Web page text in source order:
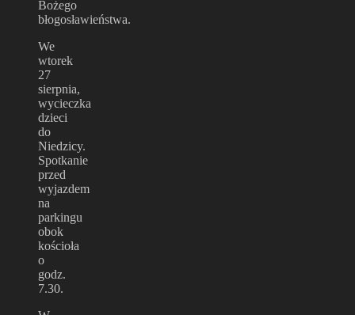
Bożego
błogosławieństwa.
We
wtorek
27
sierpnia,
wycieczka
dzieci
do
Niedzicy.
Spotkanie
przed
wyjazdem
na
parkingu
obok
kościoła
o
godz.
7.30.